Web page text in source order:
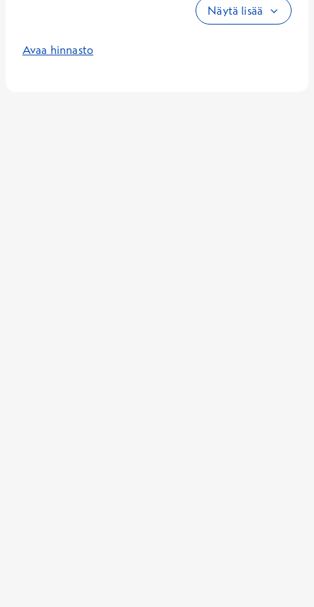
Näytä lisää
Avaa hinnasto